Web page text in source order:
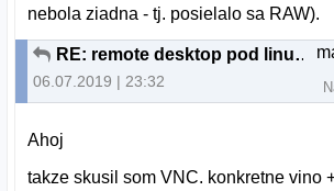
nebola ziadna - tj. posielalo sa RAW).
RE: remote desktop pod linuxom
06.07.2019 | 23:32
Ahoj
takze skusil som VNC. konkretne vino